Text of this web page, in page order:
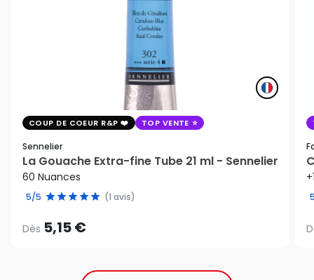
COUP DE COEUR R&P TOP VENTE
Sennelier
La Gouache Extra-fine Tube 21 ml - Sennelier
60 Nuances
5/5 (1 avis)
Dès 5,15 €